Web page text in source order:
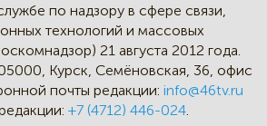
по надзору в сфере связи,
технологий и массовых
21 августа 2012 года.
Курск, Семёновская, 36, офис
почты редакции: info@46tv.ru
+7 (4712) 446-024